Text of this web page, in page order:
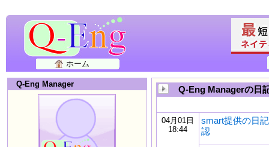
ホーム
Q-Eng Manager
Q-Eng Managerの日
04月01日
18:44
smart提供の日
認